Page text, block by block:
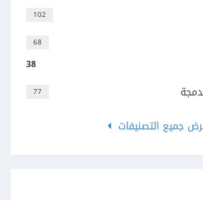
102
68
38
77
جميع التصنيفات